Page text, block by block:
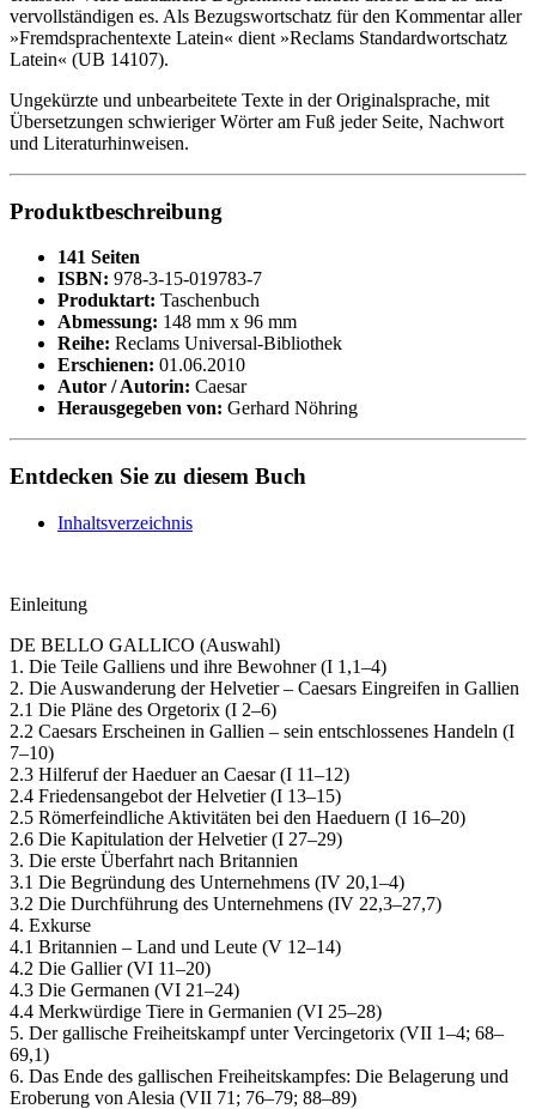
vervollständigen es. Als Bezugswortschatz für den Kommentar aller
»Fremdsprachentexte Latein« dient »Reclams Standardwortschatz
Latein« (UB 14107).
Ungekürzte und unbearbeitete Texte in der Originalsprache, mit
Übersetzungen schwieriger Wörter am Fuß jeder Seite, Nachwort
und Literaturhinweisen.
Produktbeschreibung
141 Seiten
ISBN: 978-3-15-019783-7
Produktart: Taschenbuch
Abmessung: 148 mm x 96 mm
Reihe: Reclams Universal-Bibliothek
Erschienen: 01.06.2010
Autor / Autorin: Caesar
Herausgegeben von: Gerhard Nöhring
Entdecken Sie zu diesem Buch
Inhaltsverzeichnis
Einleitung
DE BELLO GALLICO (Auswahl)
1. Die Teile Galliens und ihre Bewohner (I 1,1–4)
2. Die Auswanderung der Helvetier – Caesars Eingreifen in Gallien
2.1 Die Pläne des Orgetorix (I 2–6)
2.2 Caesars Erscheinen in Gallien – sein entschlossenes Handeln (I
7–10)
2.3 Hilferuf der Haeduer an Caesar (I 11–12)
2.4 Friedensangebot der Helvetier (I 13–15)
2.5 Römerfeindliche Aktivitäten bei den Haeduern (I 16–20)
2.6 Die Kapitulation der Helvetier (I 27–29)
3. Die erste Überfahrt nach Britannien
3.1 Die Begründung des Unternehmens (IV 20,1–4)
3.2 Die Durchführung des Unternehmens (IV 22,3–27,7)
4. Exkurse
4.1 Britannien – Land und Leute (V 12–14)
4.2 Die Gallier (VI 11–20)
4.3 Die Germanen (VI 21–24)
4.4 Merkwürdige Tiere in Germanien (VI 25–28)
5. Der gallische Freiheitskampf unter Vercingetorix (VII 1–4; 68–
69,1)
6. Das Ende des gallischen Freiheitskampfes: Die Belagerung und
Eroberung von Alesia (VII 71; 76–79; 88–89)